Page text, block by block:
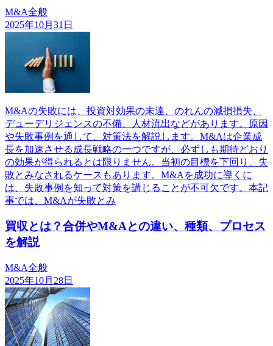
M&A全般
2025年10月31日
M&Aの失敗には、投資対効果の未達、のれんの減損損失、
デューデリジェンスの不備、人材流出などがあります。原因
や失敗事例を通して、対策法を解説します。M&Aは企業成
長を加速させる成長戦略の一つですが、必ずしも期待どおり
の効果が得られるとは限りません。当初の目標を下回り、失
敗とみなされるケースもあります。M&Aを成功に導くに
は、失敗事例を知って対策を講じることが不可欠です。本記
事では、M&Aが失敗とみ
買収とは？合併やM&Aとの違い、種類、プロセス
を解説
M&A全般
2025年10月28日